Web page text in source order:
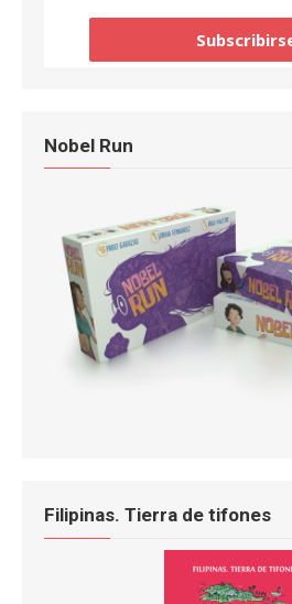
Nobel Run
Filipinas. Tierra de tifones